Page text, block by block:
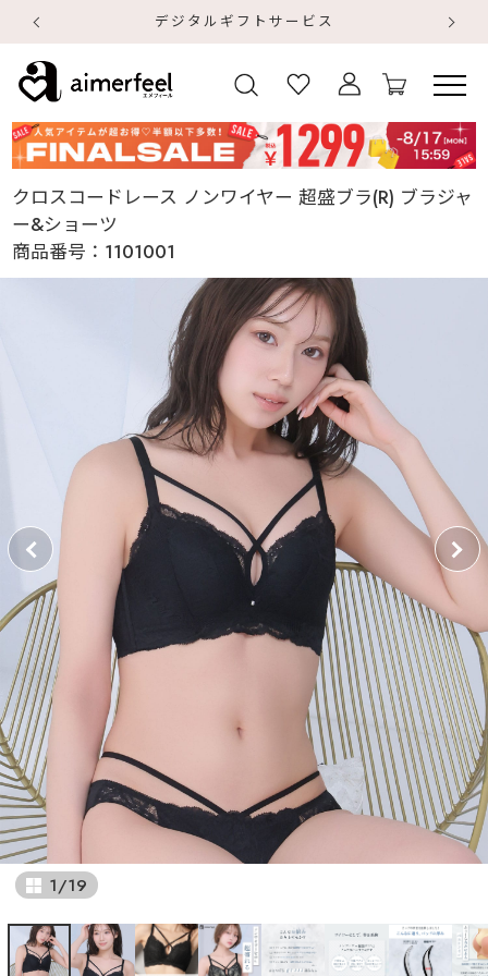
デジタルギフトサービス
クロスコードレース ノンワイヤー 超盛ブラ(R) ブラジャ
ー&ショーツ
商品番号： 1101001
1/19